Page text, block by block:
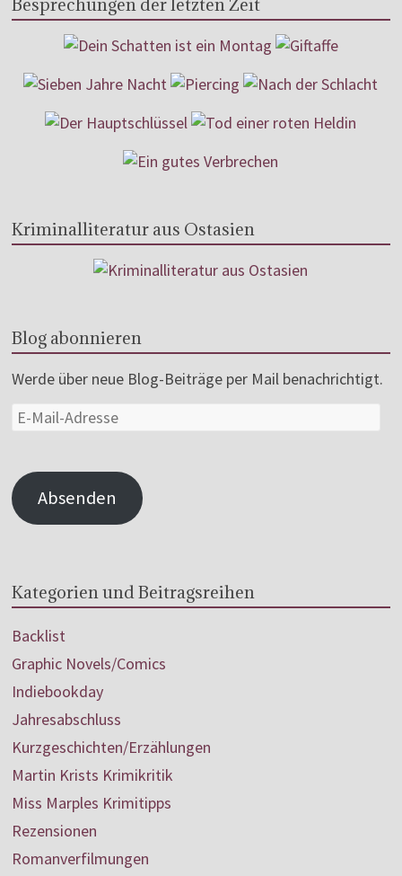
Besprechungen der letzten Zeit
Kriminalliteratur aus Ostasien
Blog abonnieren
Werde über neue Blog-Beiträge per Mail benachrichtigt.
Absenden
Kategorien und Beitragsreihen
Backlist
Graphic Novels/Comics
Indiebookday
Jahresabschluss
Kurzgeschichten/Erzählungen
Martin Krists Krimikritik
Miss Marples Krimitipps
Rezensionen
Romanverfilmungen